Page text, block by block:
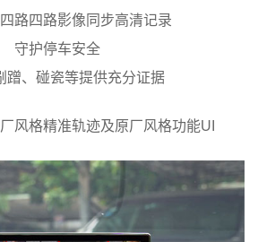
路四路影像同步高清记录
守护停车安全
蹭、碰瓷等提供充分证据
格精准轨迹及原厂风格功能UI